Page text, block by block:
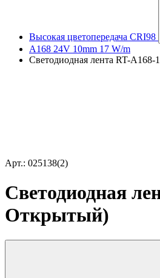
Высокая цветопередача CRI98
A168 24V 10mm 17 W/m
Светодиодная лента RT-
Арт.: 025138(2)
Светодиодная
Открытый)